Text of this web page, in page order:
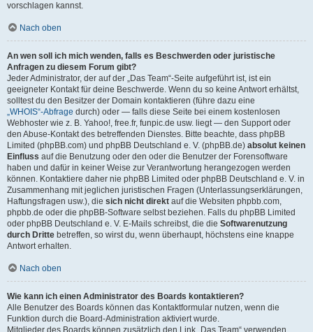
vorschlagen kannst.
Nach oben
An wen soll ich mich wenden, falls es Beschwerden oder juristische
Anfragen zu diesem Forum gibt?
Jeder Administrator, der auf der „Das Team“-Seite aufgeführt ist, ist ein
geeigneter Kontakt für deine Beschwerde. Wenn du so keine Antwort erhältst,
solltest du den Besitzer der Domain kontaktieren (führe dazu eine
„WHOIS“-Abfrage durch) oder — falls diese Seite bei einem kostenlosen
Webhoster wie z. B. Yahoo!, free.fr, funpic.de usw. liegt — den Support oder
den Abuse-Kontakt des betreffenden Dienstes. Bitte beachte, dass phpBB
Limited (phpBB.com) und phpBB Deutschland e. V. (phpBB.de) absolut keinen
Einfluss auf die Benutzung oder den oder die Benutzer der Forensoftware
haben und dafür in keiner Weise zur Verantwortung herangezogen werden
können. Kontaktiere daher nie phpBB Limited oder phpBB Deutschland e. V. in
Zusammenhang mit jeglichen juristischen Fragen (Unterlassungserklärungen,
Haftungsfragen usw.), die sich nicht direkt auf die Websiten phpbb.com,
phpbb.de oder die phpBB-Software selbst beziehen. Falls du phpBB Limited
oder phpBB Deutschland e. V. E-Mails schreibst, die die Softwarenutzung
durch Dritte betreffen, so wirst du, wenn überhaupt, höchstens eine knappe
Antwort erhalten.
Nach oben
Wie kann ich einen Administrator des Boards kontaktieren?
Alle Benutzer des Boards können das Kontaktformular nutzen, wenn die
Funktion durch die Board-Administration aktiviert wurde.
Mitglieder des Boards können zusätzlich den Link „Das Team“ verwenden.